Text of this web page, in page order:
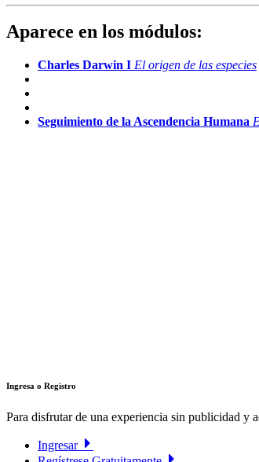
Aparece en los módulos:
Charles Darwin I El origen de las especies
Seguimiento de la Ascendencia Humana
Ingresa o Registro
Para disfrutar de una experiencia sin publicidad y
Ingresar